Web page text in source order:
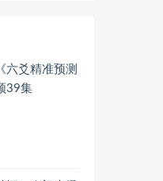
六爻精准预测
39集